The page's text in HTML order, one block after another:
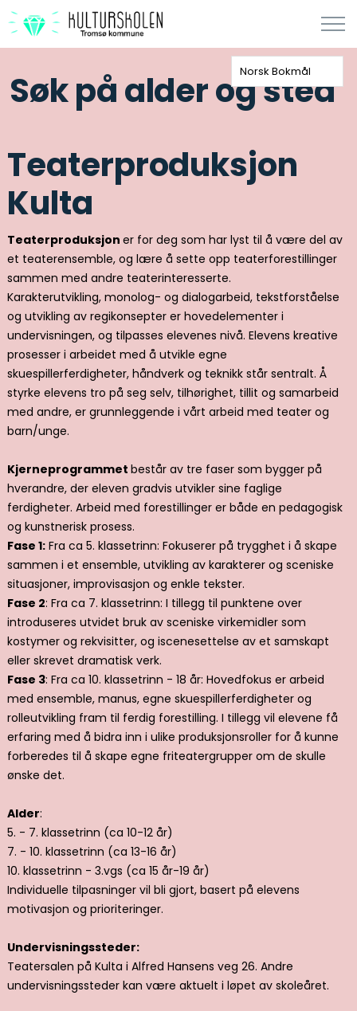
Søk på alder og sted
Teaterproduksjon
Kulta
Teaterproduksjon er for deg som har lyst til å være del av
et teaterensemble, og lære å sette opp teaterforestillinger
sammen med andre teaterinteresserte.
Karakterutvikling, monolog- og dialogarbeid, tekstforståelse
og utvikling av regikonsepter er hovedelementer i
undervisningen, og tilpasses elevenes nivå. Elevens kreative
prosesser i arbeidet med å utvikle egne
skuespillerferdigheter, håndverk og teknikk står sentralt. Å
styrke elevens tro på seg selv, tilhørighet, tillit og samarbeid
med andre, er grunnleggende i vårt arbeid med teater og
barn/unge.
Kjerneprogrammet består av tre faser som bygger på
hverandre, der eleven gradvis utvikler sine faglige
ferdigheter. Arbeid med forestillinger er både en pedagogisk
og kunstnerisk prosess.
Fase 1: Fra ca 5. klassetrinn: Fokuserer på trygghet i å skape
sammen i et ensemble, utvikling av karakterer og sceniske
situasjoner, improvisasjon og enkle tekster.
Fase 2: Fra ca 7. klassetrinn: I tillegg til punktene over
introduseres utvidet bruk av sceniske virkemidler som
kostymer og rekvisitter, og iscenesettelse av et samskapt
eller skrevet dramatisk verk.
Fase 3: Fra ca 10. klassetrinn - 18 år: Hovedfokus er arbeid
med ensemble, manus, egne skuespillerferdigheter og
rolleutvikling fram til ferdig forestilling. I tillegg vil elevene få
erfaring med å bidra inn i ulike produksjonsroller for å kunne
forberedes til å skape egne friteatergrupper om de skulle
ønske det.
Alder:
5. - 7. klassetrinn (ca 10-12 år)
7. - 10. klassetrinn (ca 13-16 år)
10. klassetrinn - 3.vgs (ca 15 år-19 år)
Individuelle tilpasninger vil bli gjort, basert på elevens
motivasjon og prioriteringer.
Undervisningssteder:
Teatersalen på Kulta i Alfred Hansens veg 26. Andre
undervisningssteder kan være aktuelt i løpet av skoleåret.
Norsk Bokmål